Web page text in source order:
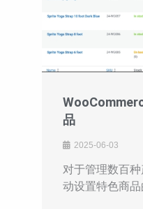
品
2025-06-03
对于管理数百
动设置特色商品